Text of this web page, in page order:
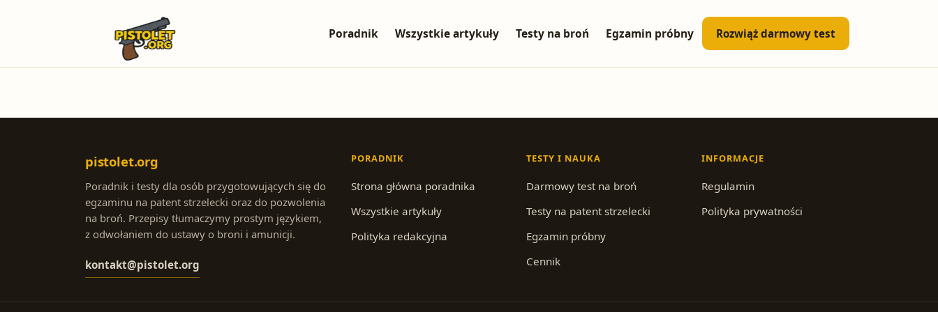
Poradnik Wszystkie artykuły Testy na broń Egzamin próbny Rozwiąż darmowy test
pistolet.org
Poradnik i testy dla osób przygotowujących się do
egzaminu na patent strzelecki oraz do pozwolenia
na broń. Przepisy tłumaczymy prostym językiem,
z odwołaniem do ustawy o broni i amunicji.
kontakt@pistolet.org
PORADNIK
Strona główna poradnika
Wszystkie artykuły
Polityka redakcyjna
TESTY I NAUKA
Darmowy test na broń
Testy na patent strzelecki
Egzamin próbny
Cennik
INFORMACJE
Regulamin
Polityka prywatności